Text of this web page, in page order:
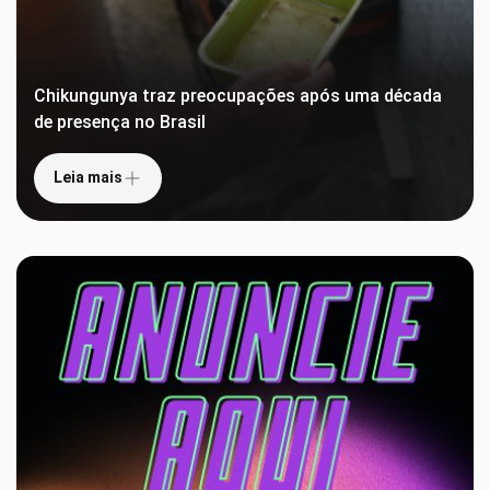
Chikungunya traz preocupações após uma década
de presença no Brasil
Leia mais